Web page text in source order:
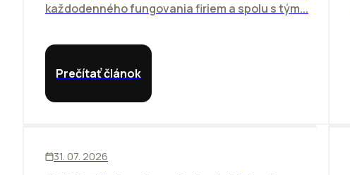
každodenného fungovania firiem a spolu s tým...
Prečítať článok
31. 07. 2026